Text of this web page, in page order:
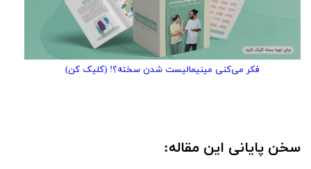
فکر می‌کنی مینیمالیست شدن سخته؟! (کلیک کن)
سخن پایانی این مقاله: